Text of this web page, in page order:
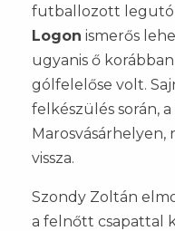
futballozott
Logon ismerős
ugyanis ő
gólfelelőse volt.
felkészülés során,
vissza.
Szondy Zoltán
a felnőtt csapattal